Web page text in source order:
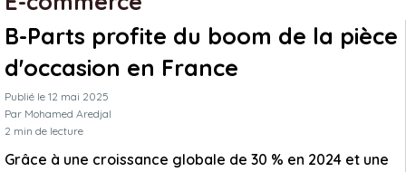
B-Parts profite du boom de la pièce
d'occasion en France
Publié le 12 mai 2025
Par Mohamed Aredjal
2 min de lecture
Grâce à une croissance globale de 30 % en 2024 et une